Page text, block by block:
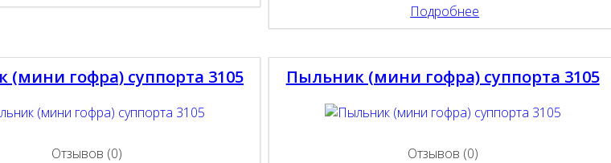
Подробнее
(мини гофра) суппорта 3105
Отзывов (0)
Пыльник (мини гофра) суппорта 3105
Отзывов (0)